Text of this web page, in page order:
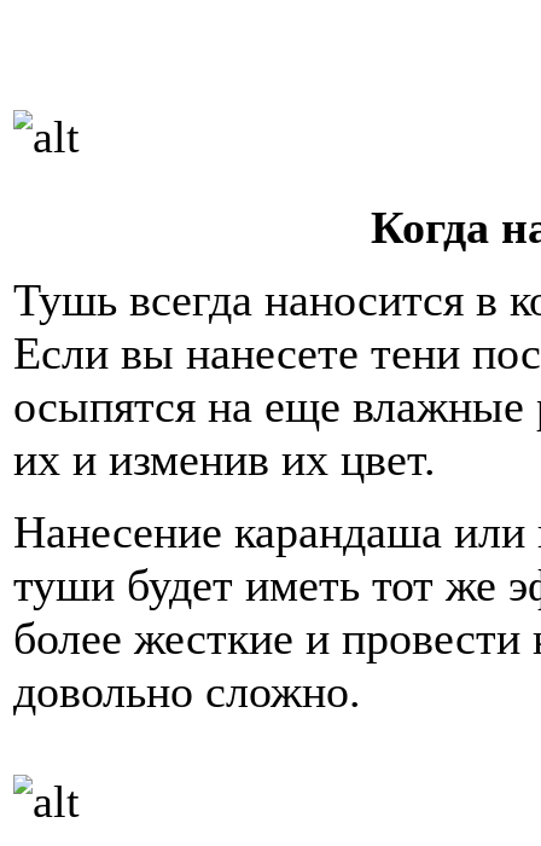
Когда
Тушь всегда наносится в
Если вы нанесете тени
осыпятся на еще влажные
их и изменив их цвет.
Нанесение карандаша или
туши будет иметь тот же
более жесткие и
довольно сложно.